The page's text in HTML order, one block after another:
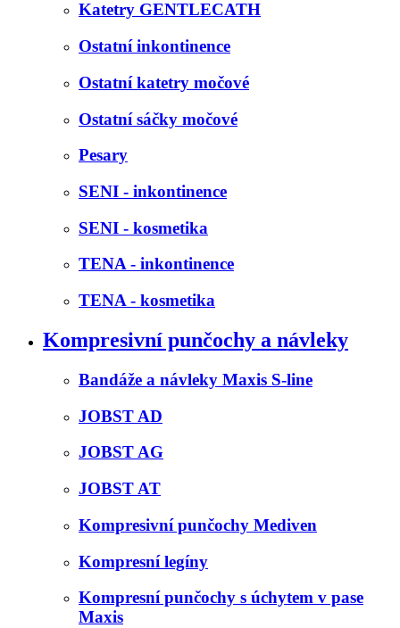
Katetry GENTLECATH
Ostatní inkontinence
Ostatní katetry močové
Ostatní sáčky močové
Pesary
SENI - inkontinence
SENI - kosmetika
TENA - inkontinence
TENA - kosmetika
Kompresivní punčochy a návleky
Bandáže a návleky Maxis S-line
JOBST AD
JOBST AG
JOBST AT
Kompresivní punčochy Mediven
Kompresní legíny
Kompresní punčochy s úchytem v pase
Maxis